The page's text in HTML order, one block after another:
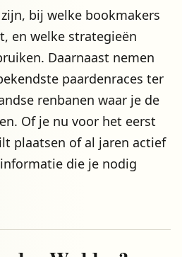
bij welke bookmakers
en welke strategieën
Daarnaast nemen
paardenraces ter
renbanen waar je de
Of je nu voor het eerst
plaatsen of al jaren actief
die je nodig